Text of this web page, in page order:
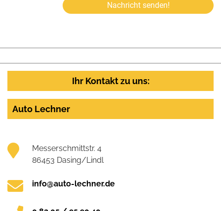
Nachricht senden!
Ihr Kontakt zu uns:
Auto Lechner
Messerschmittstr. 4
86453 Dasing/Lindl
info@auto-lechner.de